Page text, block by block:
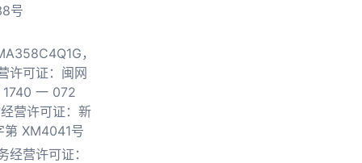
号
，
许可证：闽网
一 072
营许可证：新
第 XM4041号
经营许可证：